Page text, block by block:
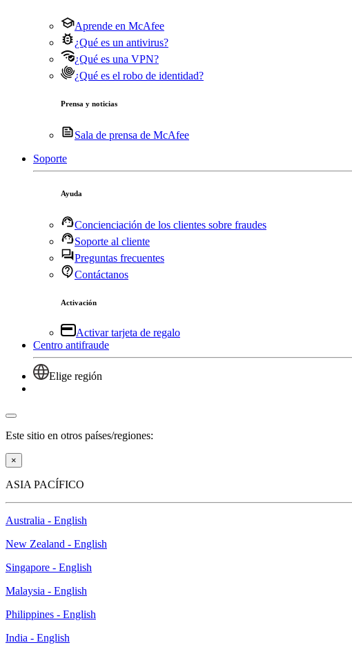
Aprende en McAfee
¿Qué es un antivirus?
¿Qué es una VPN?
¿Qué es el robo de identidad?
Prensa y noticias
Sala de prensa de McAfee
Soporte
Ayuda
Concienciación de los clientes sobre fraudes
Soporte al cliente
Preguntas frecuentes
Contáctanos
Activación
Activar tarjeta de regalo
Centro antifraude
Elige región
Este sitio en otros países/regiones:
×
ASIA PACÍFICO
Australia - English
New Zealand - English
Singapore - English
Malaysia - English
Philippines - English
India - English